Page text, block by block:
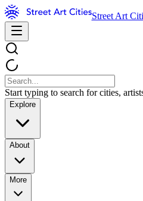
Street Art
Start typing to search for cities,
Explore
About
More